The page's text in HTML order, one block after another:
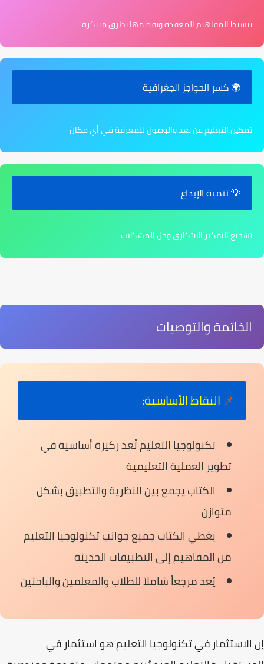
تبسيط المفاهيم المعقدة وتقديمها بطرق مبتكرة
🌍 كسر الحواجز الجغرافية
تمكين التعليم عن بعد والوصول للمعرفة في أي مكان
💡 تنمية الإبداع
تشجيع التفكير الابتكاري وحل المشكلات
الخاتمة والتوصيات
📌 النقاط الأساسية:
تكنولوجيا التعليم تُعد ركيزة أساسية في
تطوير العملية التعليمية
الكتاب يجمع بين النظرية والتطبيق بشكل
متوازن
يغطي الكتاب جميع جوانب تكنولوجيا التعليم
من المفاهيم إلى التطبيقات الحديثة
يُعد مرجعاً شاملاً للطلاب والمعلمين والباحثين
إن الاستثمار فيتكنولوجيا التعليمهو استثمار في